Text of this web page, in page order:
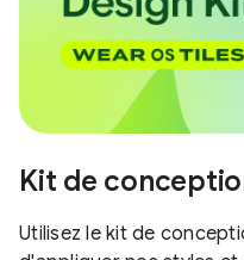
Kit de
Utilisez le kit de